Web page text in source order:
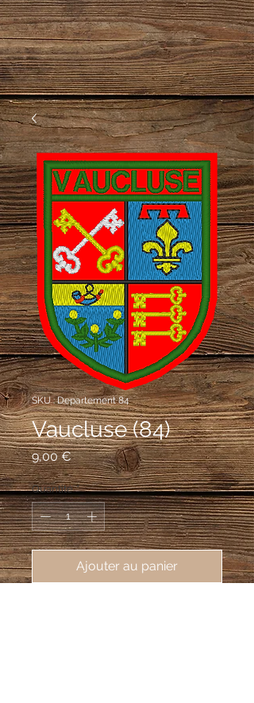
SKU : Departement 84
Vaucluse (84)
9,00 €Prix
Quantité *
Ajouter au panier